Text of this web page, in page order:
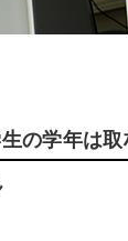
学年は取